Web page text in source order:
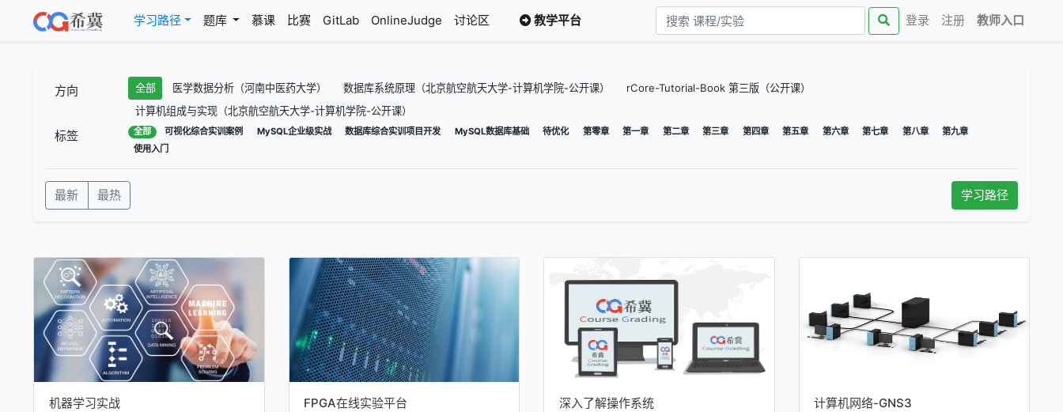
(current)
学习路径 题库 慕课 比赛 GitLab OnlineJudge 讨论区 教学平台 登录 注册 教师入口
方向 全部 医学数据分析（河南中医药大学） 数据库系统原理（北京航空航天大学-计算机学院-公开课）
rCore-Tutorial-Book 第三版（公开课）
计算机组成与实现（北京航空航天大学-计算机学院-公开课）
标签 全部 可视化综合实训案例 MySQL企业级实战 数据库综合实训项目开发 MySQL数据库基础 待优化 第零章 第一章 第二章 第三章 第四章 第五章 第六章 第七章 第八章
第九章
使用入门
最新 最热 学习路径
机器学习实战 FPGA在线实验平台 深入了解操作系统 计算机网络-GNS3